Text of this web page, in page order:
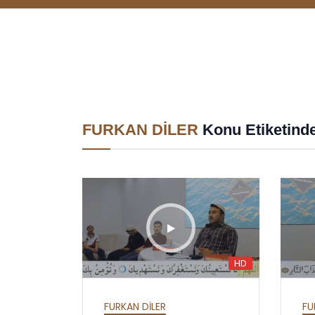
FURKAN DİLER Konu
HD
FURKAN DİLER
HD
HAFTALIK SOHBETLER
MEKTUBAT - YİRMİ